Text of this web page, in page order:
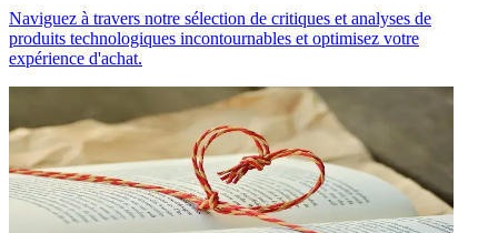
Naviguez à travers notre sélection de critiques et analyses de
produits technologiques incontournables et optimisez votre
expérience d'achat.